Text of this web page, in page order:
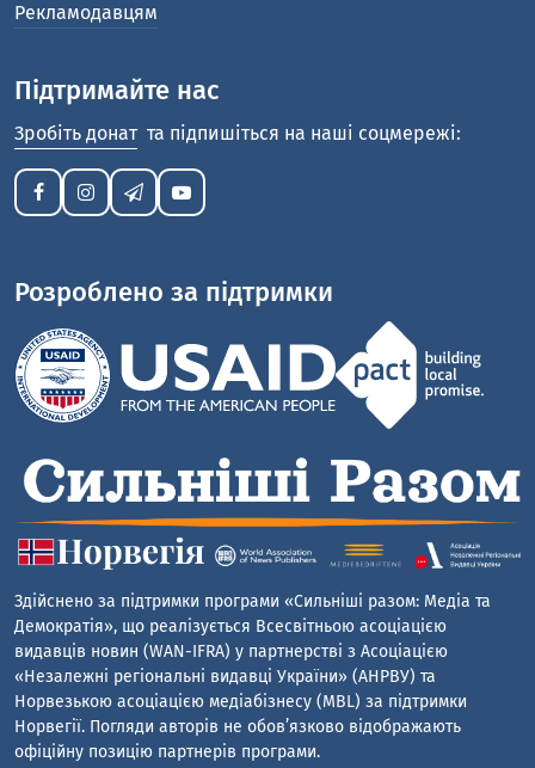
Рекламодавцям
Підтримайте нас
Зробіть донат та підпишіться на наші соцмережі:
Розроблено за підтримки
Здійснено за підтримки програми «Сильніші разом: Медіа та
Демократія», що реалізується Всесвітньою асоціацією
видавців новин (WAN-IFRA) у партнерстві з Асоціацією
«Незалежні регіональні видавці України» (АНРВУ) та
Норвезькою асоціацією медіабізнесу (MBL) за підтримки
Норвегії. Погляди авторів не обов’язково відображають
офіційну позицію партнерів програми.